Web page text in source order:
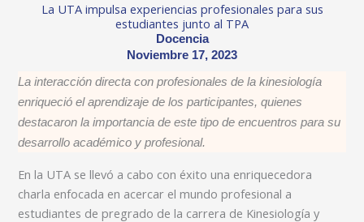
La UTA impulsa experiencias profesionales para sus
estudiantes junto al TPA
Docencia
Noviembre 17, 2023
La interacción directa con profesionales de la kinesiología
enriqueció el aprendizaje de los participantes, quienes
destacaron la importancia de este tipo de encuentros para su
desarrollo académico y profesional.
En la UTA se llevó a cabo con éxito una enriquecedora
charla enfocada en acercar el mundo profesional a
estudiantes de pregrado de la carrera de Kinesiología y